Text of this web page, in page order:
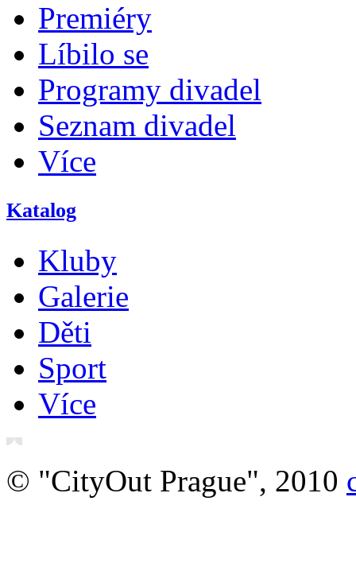
Premiéry
Líbilo se
Programy divadel
Seznam divadel
Více
Katalog
Kluby
Galerie
Děti
Sport
Více
© "CityOut Prague", 2010